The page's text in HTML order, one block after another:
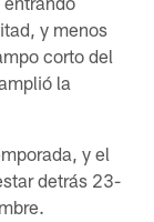
y menos
corto del
la
y el
detrás 23-